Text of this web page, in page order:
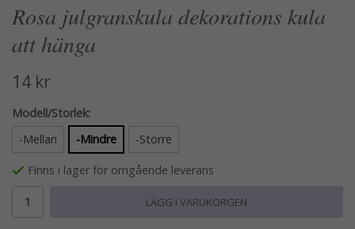
Rosa julgranskula dekorations kula
att hänga
14 kr
Modell/Storlek:
-Mellan
-Mindre -Större
Finns i lager för omgående leverans
LÄGG I VARUKORGEN